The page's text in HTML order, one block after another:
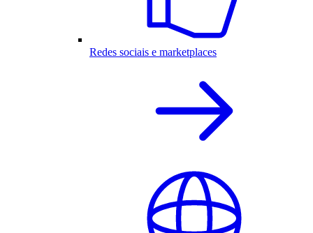
Redes sociais e marketplaces